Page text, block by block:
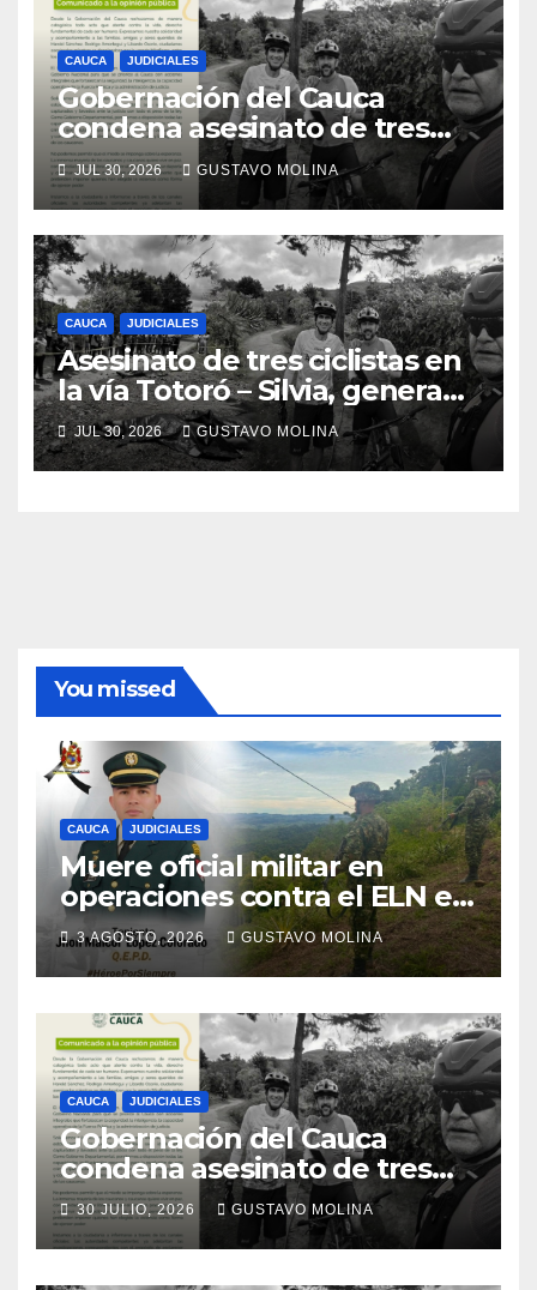
CAUCA JUDICIALES
Gobernación del Cauca
condena asesinato de tres
ciudadanos y exige medidas
urgentes al Gobierno
Nacional
JUL 30, 2026 GUSTAVO MOLINA
CAUCA JUDICIALES
Asesinato de tres ciclistas en
la vía Totoró – Silvia, genera
consternación en el Cauca
JUL 30, 2026 GUSTAVO MOLINA
You missed
CAUCA JUDICIALES
Muere oficial militar en
operaciones contra el ELN en
el sur del Cauca
3 AGOSTO, 2026 GUSTAVO MOLINA
CAUCA JUDICIALES
Gobernación del Cauca
condena asesinato de tres
ciudadanos y exige medidas
urgentes al Gobierno
Nacional
30 JULIO, 2026 GUSTAVO MOLINA